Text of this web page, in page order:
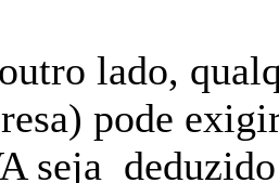
lado,
pode
seja